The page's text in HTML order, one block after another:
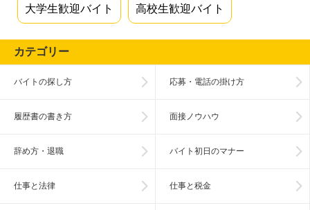
大学生歓迎バイト 高校生歓迎バイト
カテゴリー
バイトの探し方 応募・電話の掛け方
履歴書の書き方 面接ノウハウ
辞め方・退職 バイト初日のマナー
仕事と法律 仕事と税金